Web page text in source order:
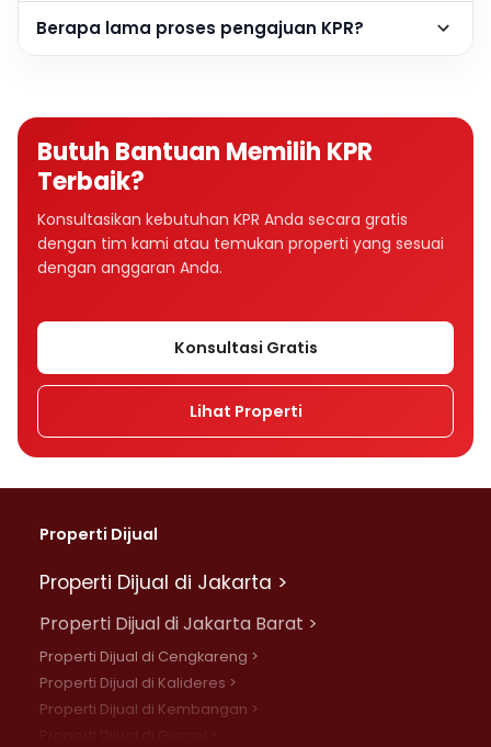
Berapa lama proses pengajuan KPR?
Butuh Bantuan Memilih KPR
Terbaik?
Konsultasikan kebutuhan KPR Anda secara gratis
dengan tim kami atau temukan properti yang sesuai
dengan anggaran Anda.
Konsultasi Gratis
Lihat Properti
Properti Dijual
Properti Dijual di Jakarta >
Properti Dijual di Jakarta Barat >
Properti Dijual di Cengkareng >
Properti Dijual di Kalideres >
Properti Dijual di Kembangan >